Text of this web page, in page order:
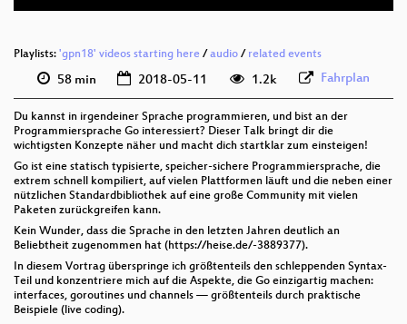
Playlists: 'gpn18' videos starting here / audio / related events
58 min 2018-05-11 1.2k Fahrplan
Du kannst in irgendeiner Sprache programmieren, und bist an der
Programmiersprache Go interessiert? Dieser Talk bringt dir die
wichtigsten Konzepte näher und macht dich startklar zum einsteigen!
Go ist eine statisch typisierte, speicher-sichere Programmiersprache, die
extrem schnell kompiliert, auf vielen Plattformen läuft und die neben einer
nützlichen Standardbibliothek auf eine große Community mit vielen
Paketen zurückgreifen kann.
Kein Wunder, dass die Sprache in den letzten Jahren deutlich an
Beliebtheit zugenommen hat (https://heise.de/-3889377).
In diesem Vortrag überspringe ich größtenteils den schleppenden Syntax-
Teil und konzentriere mich auf die Aspekte, die Go einzigartig machen:
interfaces, goroutines und channels — größtenteils durch praktische
Beispiele (live coding).